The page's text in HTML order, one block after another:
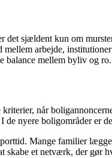
det sjældent kun om
arbejde,
balance mellem byliv og ro.
når
nyere boligområder er
Mange familier
et netværk, der gør